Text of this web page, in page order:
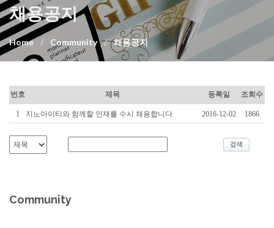
채용공지
Home Community 채용공지
번호 제목 등록일 조회수
1 지노아이티와 함께할 인재를 수시 채용합니다. 2016-12-02 1866
Community